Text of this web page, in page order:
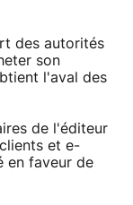
des autorités
son
l'aval des
de l'éditeur
et e-
en faveur de